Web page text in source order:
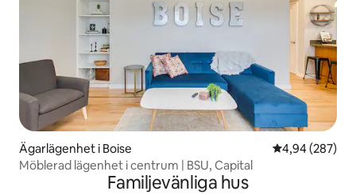
Ägarlägenhet i Boise 4,94 av 5 i
4,94 (287)
Möblerad lägenhet i centrum | BSU, Capital
Familjevänliga hus